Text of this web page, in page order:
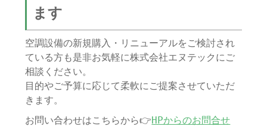
ます
空調設備の新規購入・リニューアルをご検討され
ている方も是非お気軽に株式会社エヌテックにご
相談ください。
目的やご予算に応じて柔軟にご提案させていただ
きます。
お問い合わせはこちらから👉HPからのお問合せ